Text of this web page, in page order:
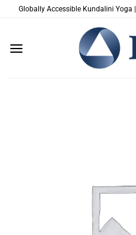
SaltarGlobally Accessible Kundalini Yoga